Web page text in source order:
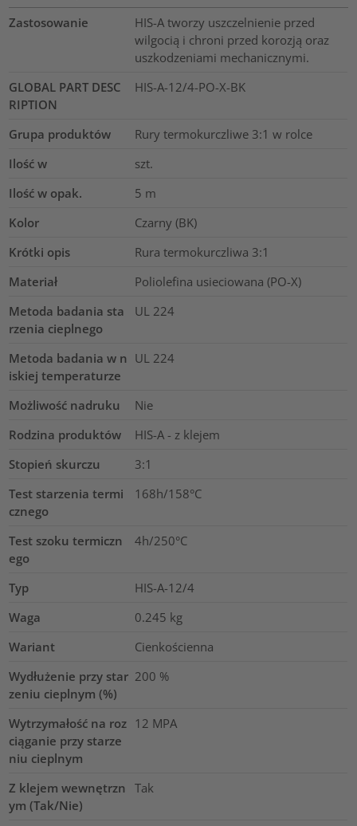
Zastosowanie
HIS-A tworzy uszczelnienie przed
wilgocią i chroni przed korozją oraz
uszkodzeniami mechanicznymi.
GLOBAL PART DESC
RIPTION
HIS-A-12/4-PO-X-BK
Grupa produktów
Rury termokurczliwe 3:1 w rolce
Ilość w
szt.
Ilość w opak.
5 m
Kolor
Czarny (BK)
Krótki opis
Rura termokurczliwa 3:1
Materiał
Poliolefina usieciowana (PO-X)
Metoda badania sta
rzenia cieplnego
UL 224
Metoda badania w n
iskiej temperaturze
UL 224
Możliwość nadruku
Nie
Rodzina produktów
HIS-A - z klejem
Stopień skurczu
3:1
Test starzenia termi
cznego
168h/158°C
Test szoku termiczn
ego
4h/250°C
Typ
HIS-A-12/4
Waga
0.245 kg
Wariant
Cienkościenna
Wydłużenie przy star
zeniu cieplnym (%)
200 %
Wytrzymałość na roz
ciąganie przy starze
niu cieplnym
12 MPA
Z klejem wewnętrzn
ym (Tak/Nie)
Tak